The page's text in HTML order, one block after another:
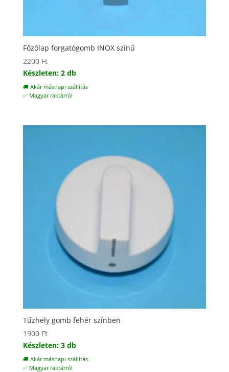
Főzőlap forgatógomb INOX színű
2200 Ft
Készleten: 2 db
🚚 Akár másnapi szállítás
✅ Magyar raktárról
Tűzhely gomb fehér színben
1900 Ft
Készleten: 3 db
🚚 Akár másnapi szállítás
✅ Magyar raktárról